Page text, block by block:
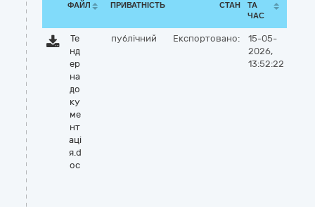
ФАЙЛ ПРИВАТНІСТЬ СТАН
ТА
ЧАС
Те
нд
ер
на
до
ку
ме
нт
аці
я.d
oc
публічний Експортовано:
15-05-
2026,
13:52:22